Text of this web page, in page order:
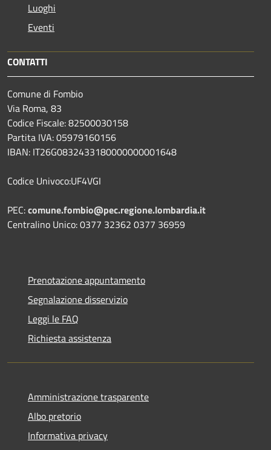
Luoghi
Eventi
CONTATTI
Comune di Fombio
Via Roma, 83
Codice Fiscale: 82500030158
Partita IVA: 05979160156
IBAN: IT26G0832433180000000001648
Codice Univoco:UF4VGI
PEC:comune.fombio@pec.regione.lombardia.it
Centralino Unico: 0377 32362 0377 36959
Prenotazione appuntamento
Segnalazione disservizio
Leggi le FAQ
Richiesta assistenza
Amministrazione trasparente
Albo pretorio
Informativa privacy